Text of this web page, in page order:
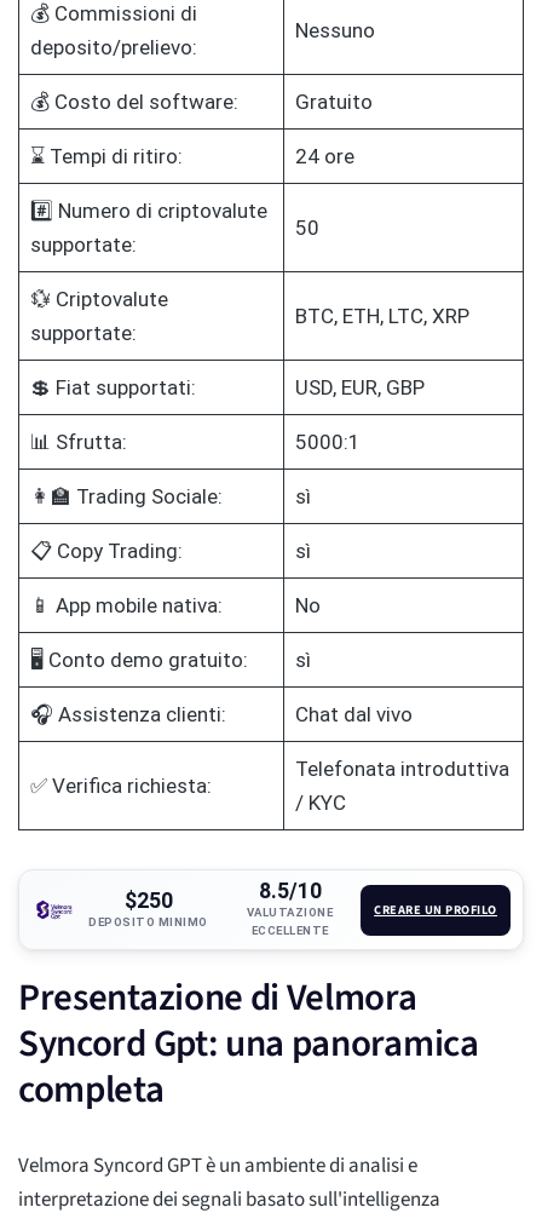
💰 Commissioni di
deposito/prelievo:
Nessuno
💰 Costo del software: Gratuito
⌛ Tempi di ritiro: 24 ore
#️⃣ Numero di criptovalute
supportate:
50
💱 Criptovalute
supportate:
BTC, ETH, LTC, XRP
💲 Fiat supportati: USD, EUR, GBP
📊 Sfrutta: 5000:1
👩‍🏫 Trading Sociale: sì
📋 Copy Trading: sì
📱 App mobile nativa: No
🖥️ Conto demo gratuito: sì
🎧 Assistenza clienti: Chat dal vivo
✅ Verifica richiesta:
Telefonata introduttiva
/ KYC
$250
DEPOSITO MINIMO
8.5/10
VALUTAZIONE
ECCELLENTE
CREARE UN PROFILO
Presentazione di Velmora
Syncord Gpt: una panoramica
completa
Velmora Syncord GPT è un ambiente di analisi e
interpretazione dei segnali basato sull'intelligenza